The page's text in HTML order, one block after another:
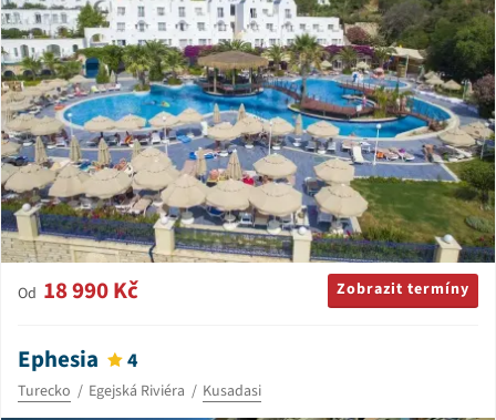
Od 18 990 Kč Zobrazit termíny
Ephesia 4
Turecko Egejská Riviéra Kusadasi